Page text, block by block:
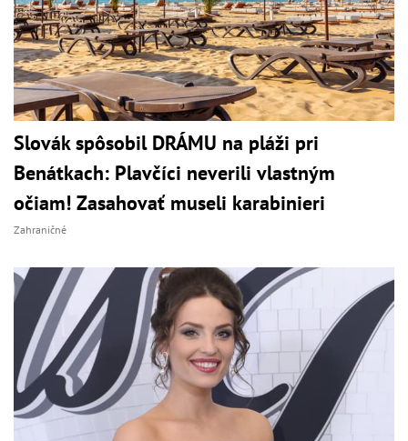
Slovák spôsobil DRÁMU na pláži pri
Benátkach: Plavčíci neverili vlastným
očiam! Zasahovať museli karabinieri
Zahraničné